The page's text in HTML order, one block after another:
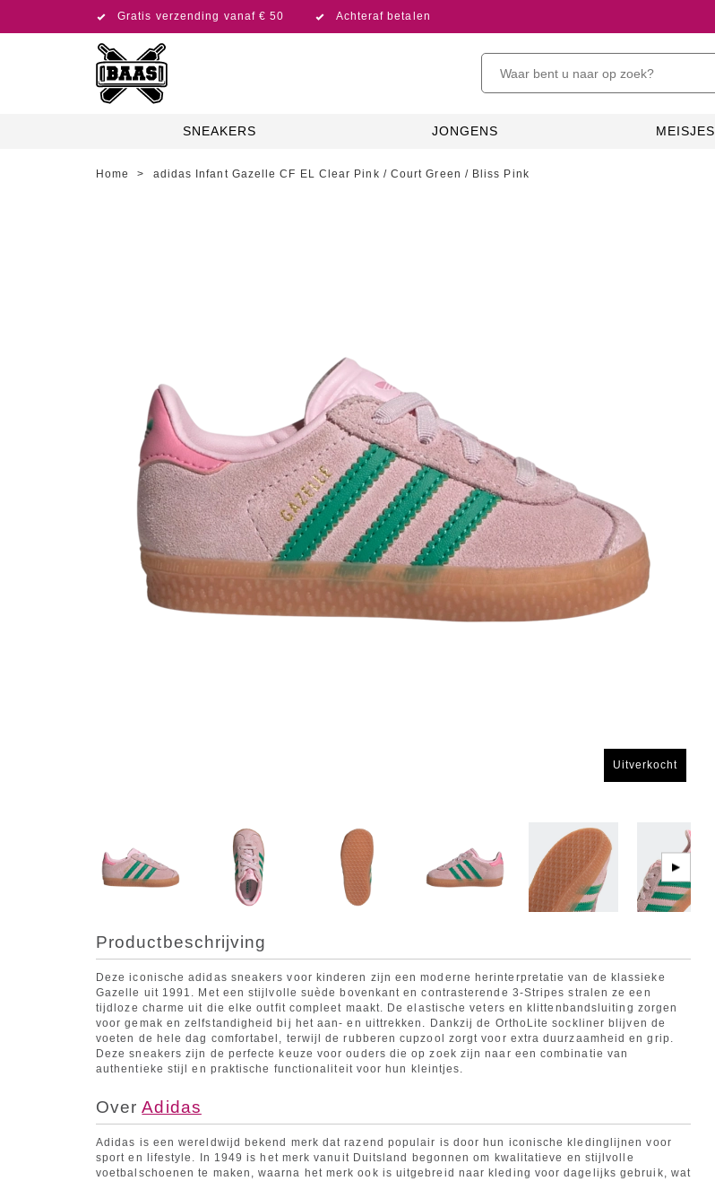
Gratis verzending vanaf € 50 Achteraf betalen
SNEAKERS JONGENS MEISJES
Home > adidas Infant Gazelle CF EL Clear Pink / Court Green / Bliss Pink
Uitverkocht
▶
Productbeschrijving
Deze iconische adidas sneakers voor kinderen zijn een moderne herinterpretatie van de klassieke
Gazelle uit 1991. Met een stijlvolle suède bovenkant en contrasterende 3-Stripes stralen ze een
tijdloze charme uit die elke outfit compleet maakt. De elastische veters en klittenbandsluiting zorgen
voor gemak en zelfstandigheid bij het aan- en uittrekken. Dankzij de OrthoLite sockliner blijven de
voeten de hele dag comfortabel, terwijl de rubberen cupzool zorgt voor extra duurzaamheid en grip.
Deze sneakers zijn de perfecte keuze voor ouders die op zoek zijn naar een combinatie van
authentieke stijl en praktische functionaliteit voor hun kleintjes.
OverAdidas
Adidas is een wereldwijd bekend merk dat razend populair is door hun iconische kledinglijnen voor
sport en lifestyle. In 1949 is het merk vanuit Duitsland begonnen om kwalitatieve en stijlvolle
voetbalschoenen te maken, waarna het merk ook is uitgebreid naar kleding voor dagelijks gebruik, wat